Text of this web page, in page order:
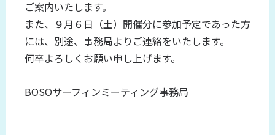
ご案内いたします。
また、９月６日（土）開催分に参加予定であった方
には、別途、事務局よりご連絡をいたします。
何卒よろしくお願い申し上げます。
BOSOサーフィンミーティング事務局